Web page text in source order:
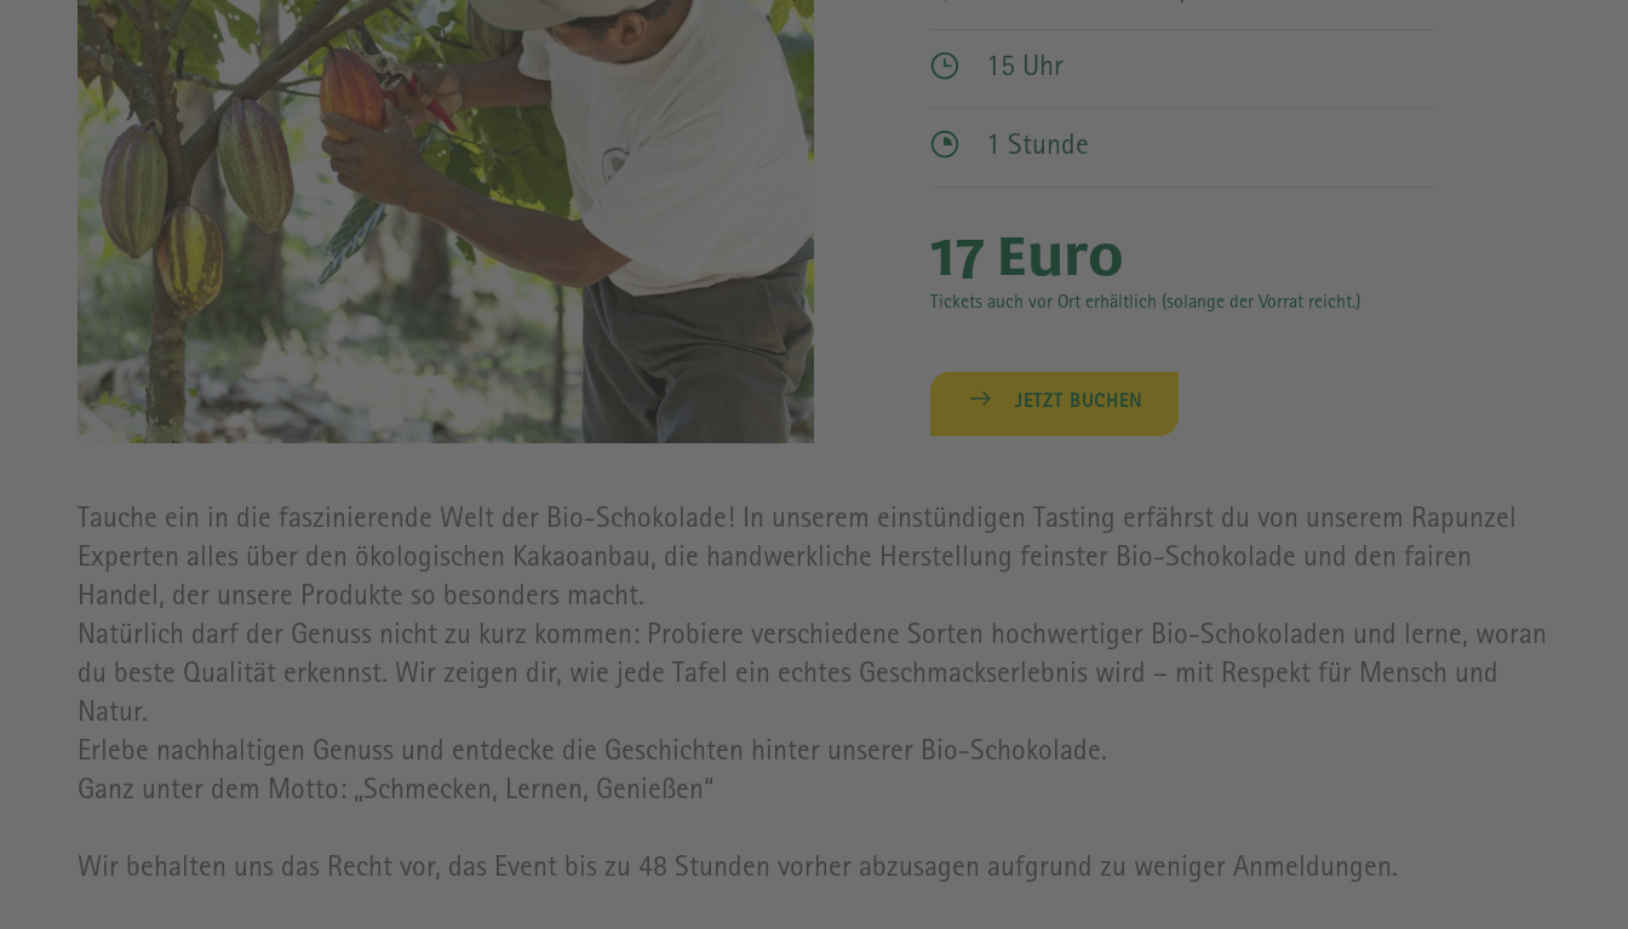
BIO-
MARKT
KAFFEELADEN
15 Uhr
1 Stunde
17 Euro
Tickets auch vor Ort erhältlich (solange der Vorrat reicht.)
JETZT BUCHEN
Tauche ein in die faszinierende Welt der Bio-Schokolade! In unserem einstündigen Tasting erfährst du von unserem Rapunzel
Experten alles über den ökologischen Kakaoanbau, die handwerkliche Herstellung feinster Bio-Schokolade und den fairen
Handel, der unsere Produkte so besonders macht.
Natürlich darf der Genuss nicht zu kurz kommen: Probiere verschiedene Sorten hochwertiger Bio-Schokoladen und lerne, woran
du beste Qualität erkennst. Wir zeigen dir, wie jede Tafel ein echtes Geschmackserlebnis wird – mit Respekt für Mensch und
Natur.
Erlebe nachhaltigen Genuss und entdecke die Geschichten hinter unserer Bio-Schokolade.
Ganz unter dem Motto: „Schmecken, Lernen, Genießen“
Wir behalten uns das Recht vor, das Event bis zu 48 Stunden vorher abzusagen aufgrund zu weniger Anmeldungen.